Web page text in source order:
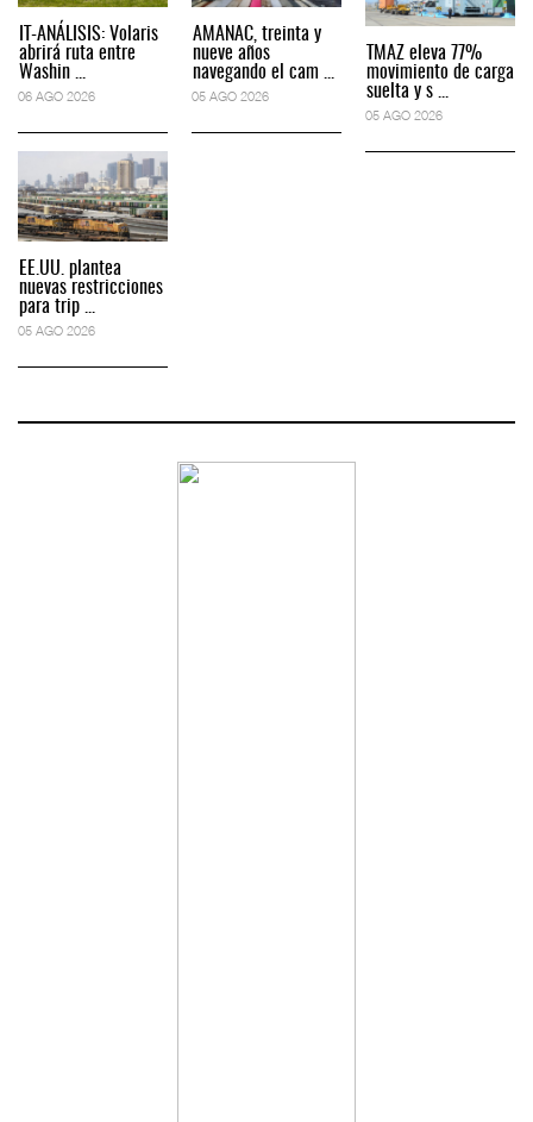
IT-ANÁLISIS: Volaris
abrirá ruta entre
Washin ...
06 AGO 2026
EE.UU. plantea
nuevas restricciones
para trip ...
05 AGO 2026
AMANAC, treinta y
nueve años
navegando el cam ...
05 AGO 2026
TMAZ eleva 77%
movimiento de carga
suelta y s ...
05 AGO 2026